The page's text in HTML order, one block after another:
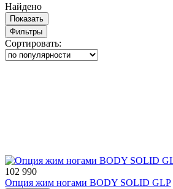
Найдено
Показать
Фильтры
Сортировать:
102 990
Опция жим ногами BODY SOLID GLP